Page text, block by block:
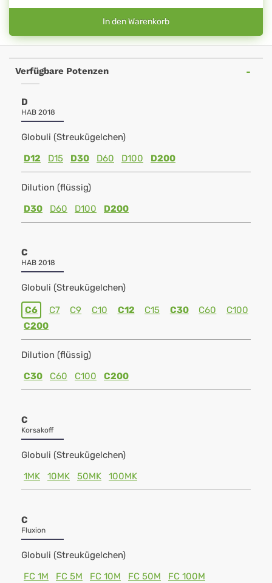
In den Warenkorb
Verfügbare Potenzen
D
HAB 2018
Globuli (Streukügelchen)
D12
D15 D30 D60 D100 D200
Dilution (flüssig)
D30
D60 D100 D200
C
HAB 2018
Globuli (Streukügelchen)
C6 C7 C9 C10 C12 C15 C30 C60
C100
C200
Dilution (flüssig)
C30
C60 C100 C200
C
Korsakoff
Globuli (Streukügelchen)
1MK
10MK 50MK 100MK
C
Fluxion
Globuli (Streukügelchen)
FC 1M
FC 5M FC 10M FC 50M FC 100M